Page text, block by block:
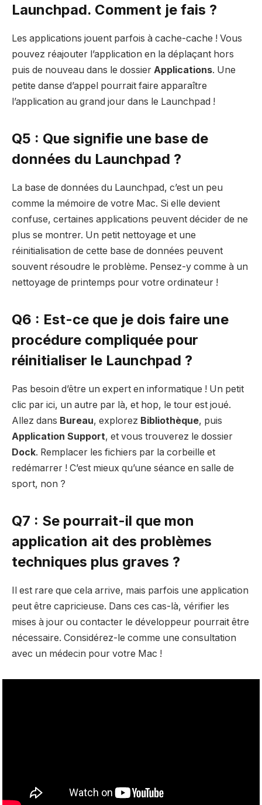
Launchpad. Comment je fais ?
Les applications jouent parfois à cache-cache ! Vous
pouvez réajouter l’application en la déplaçant hors
puis de nouveau dans le dossier Applications. Une
petite danse d’appel pourrait faire apparaître
l’application au grand jour dans le Launchpad !
Q5 : Que signifie une base de
données du Launchpad ?
La base de données du Launchpad, c’est un peu
comme la mémoire de votre Mac. Si elle devient
confuse, certaines applications peuvent décider de ne
plus se montrer. Un petit nettoyage et une
réinitialisation de cette base de données peuvent
souvent résoudre le problème. Pensez-y comme à un
nettoyage de printemps pour votre ordinateur !
Q6 : Est-ce que je dois faire une
procédure compliquée pour
réinitialiser le Launchpad ?
Pas besoin d’être un expert en informatique ! Un petit
clic par ici, un autre par là, et hop, le tour est joué.
Allez dans Bureau, explorez Bibliothèque, puis
Application Support, et vous trouverez le dossier
Dock. Remplacer les fichiers par la corbeille et
redémarrer ! C’est mieux qu’une séance en salle de
sport, non ?
Q7 : Se pourrait-il que mon
application ait des problèmes
techniques plus graves ?
Il est rare que cela arrive, mais parfois une application
peut être capricieuse. Dans ces cas-là, vérifier les
mises à jour ou contacter le développeur pourrait être
nécessaire. Considérez-le comme une consultation
avec un médecin pour votre Mac !